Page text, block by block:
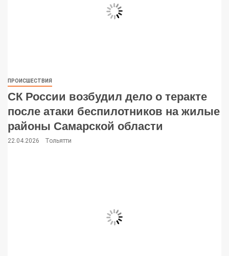
ПРОИСШЕСТВИЯ
СК России возбудил дело о теракте
после атаки беспилотников на жилые
районы Самарской области
22.04.2026 Тольятти